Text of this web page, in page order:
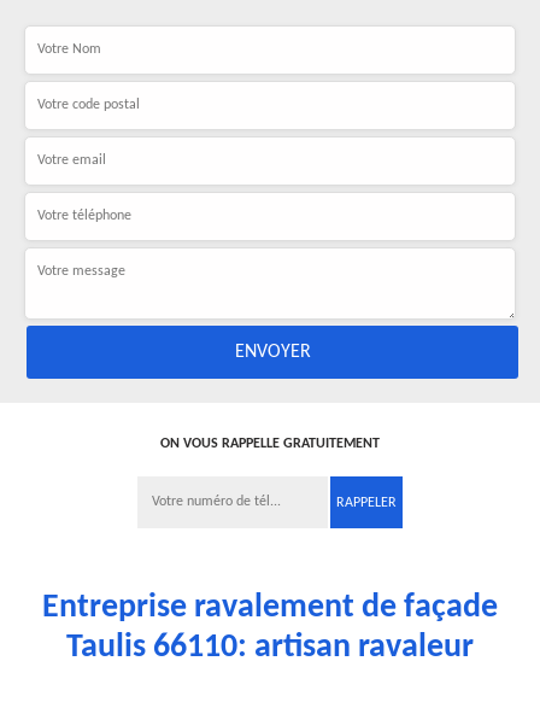
ON VOUS RAPPELLE GRATUITEMENT
Entreprise ravalement de façade
Taulis 66110: artisan ravaleur